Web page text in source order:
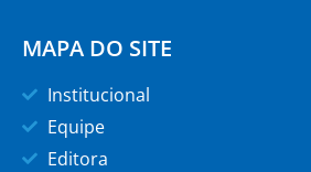
MAPA DO SITE
Institucional
Equipe
Editora